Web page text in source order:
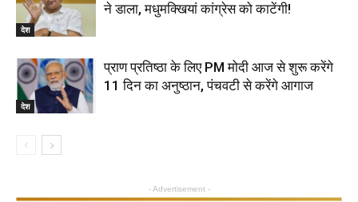
देश
ने डाला, मधुमक्खियां कांग्रेस को काटेंगी!
देश
प्राण प्रतिष्ठा के लिए PM मोदी आज से शुरू करेंगे
11 दिन का अनुष्ठान, पंचवटी से करेंगे आगाज
- Advertisement -